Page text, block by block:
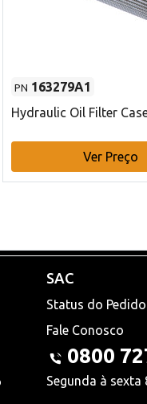
PN 163279A1
Hydraulic Oil Filter
Ver Preço
SAC
Status do Pedido
Fale Conosco
0800
Segunda à sexta